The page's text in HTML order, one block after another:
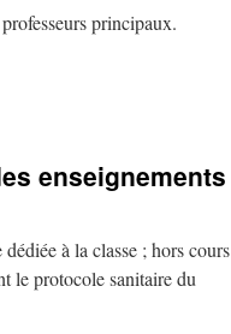
principaux.
enseignements
à la classe ; hors cours
le protocole sanitaire du